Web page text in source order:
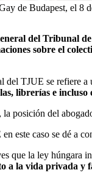
de Budapest, el
del Tribunal
sobre el
del TJUE se refiere
librerías e
posición del
este caso se dé a
que la ley húngara
a la vida privada